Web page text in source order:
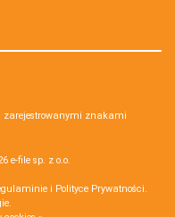
zarejestrowanymi znakami
e-file sp. z o.o.
i Polityce Prywatności.
.